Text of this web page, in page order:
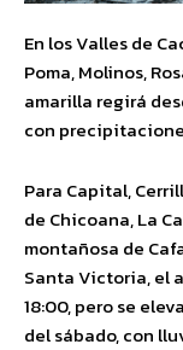
En los Valles de
Poma, Molinos,
amarilla regirá
con
Para Capital,
de Chicoana, La
montañosa de
Santa Victoria, el
18:00, pero se
del sábado, con